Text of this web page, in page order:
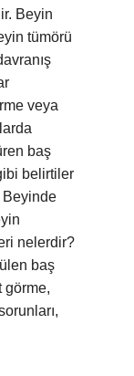
Beyin
tümörü
veya
baş
belirtiler
Beyinde
nelerdir?
baş
görme,